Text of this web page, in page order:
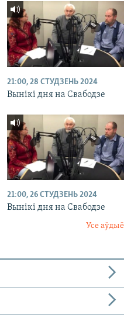
21:00, 28 СТУДЗЕНЬ 2024
Вынікі дня на Свабодзе
21:00, 26 СТУДЗЕНЬ 2024
Вынікі дня на Свабодзе
Усе аўдыё